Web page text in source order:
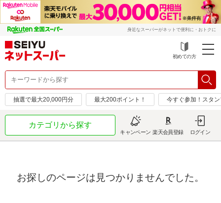
身近なスーパーがネットで便利に・おトクに
初めての方
抽選で最大20,000円分 最大200ポイント！ 今すぐ参加！スタ
カテゴリから探す
キャンペーン 楽天会員登録 ログイン
お探しのページは見つかりませんでした。